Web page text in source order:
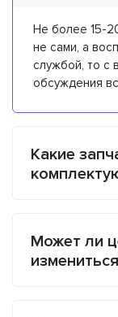
Не более 15-
не сами, а
службой, то с
обсуждения
Какие
Может ли